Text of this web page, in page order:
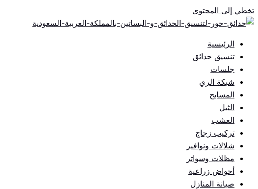
تخطي إلى المحتوى
الرئيسية
تنسيق حدائق
جلسات
شبكة الري
المسابح
الثيل
العشب
تركيب زجاج
شلالات ونوافير
مظلات وسواتر
أحواض زراعية
صيانة المنازل